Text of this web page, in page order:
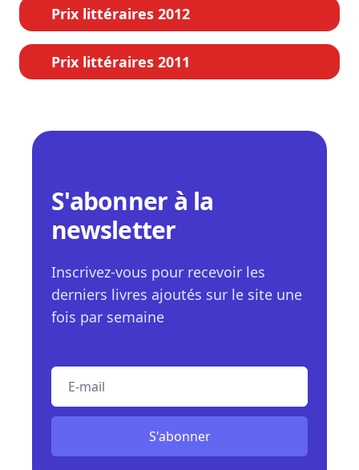
Prix littéraires 2012
Prix littéraires 2011
S'abonner à la
newsletter
Inscrivez-vous pour recevoir les
derniers livres ajoutés sur le site une
fois par semaine
S'abonner